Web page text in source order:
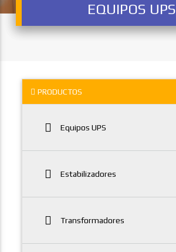
EQUIPOS UPS
PRODUCTOS
Equipos UPS
Estabilizadores
Transformadores